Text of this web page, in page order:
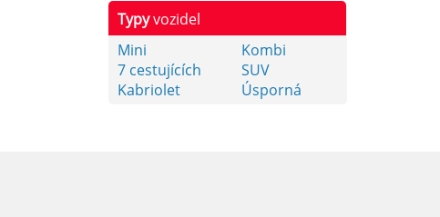
Typyvozidel
Mini
Kombi
7 cestujících
SUV
Kabriolet
Úsporná